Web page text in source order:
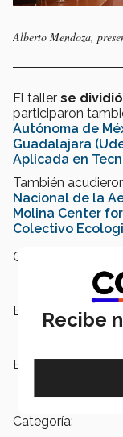
Alberto Mendoza,
El taller se
participaron
Autónoma de
Guadalajara
Aplicada en
También
Nacional de la
Molina Center
Colectivo
Campus:
Escuelas:
Etiquetas:
Categoría:
Recibe